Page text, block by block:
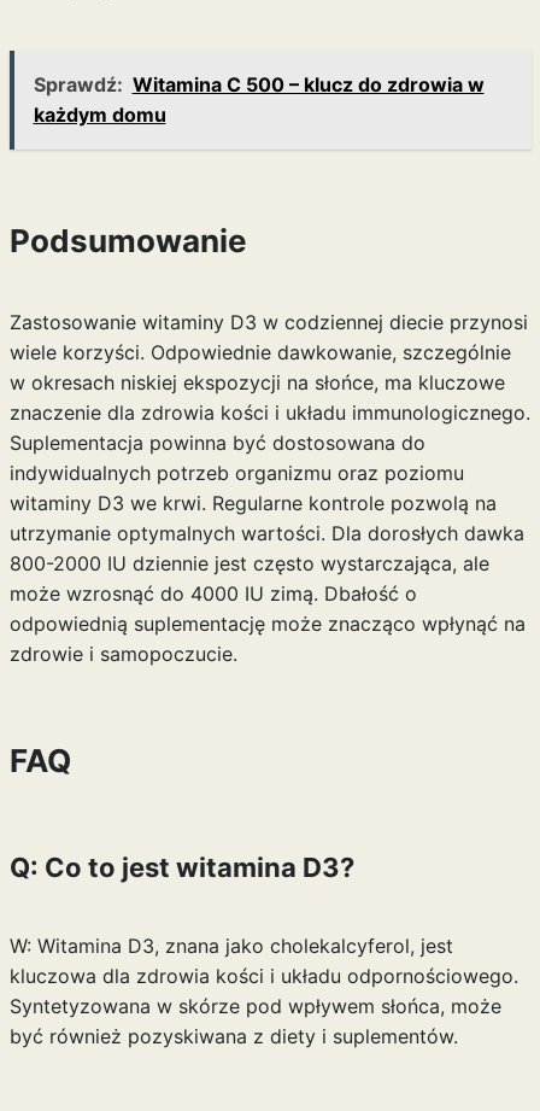
Sprawdź: Witamina C 500 – klucz do zdrowia w
każdym domu
Podsumowanie
Zastosowanie witaminy D3 w codziennej diecie przynosi
wiele korzyści. Odpowiednie dawkowanie, szczególnie
w okresach niskiej ekspozycji na słońce, ma kluczowe
znaczenie dla zdrowia kości i układu immunologicznego.
Suplementacja powinna być dostosowana do
indywidualnych potrzeb organizmu oraz poziomu
witaminy D3 we krwi. Regularne kontrole pozwolą na
utrzymanie optymalnych wartości. Dla dorosłych dawka
800-2000 IU dziennie jest często wystarczająca, ale
może wzrosnąć do 4000 IU zimą. Dbałość o
odpowiednią suplementację może znacząco wpłynąć na
zdrowie i samopoczucie.
FAQ
Q: Co to jest witamina D3?
W: Witamina D3, znana jako cholekalcyferol, jest
kluczowa dla zdrowia kości i układu odpornościowego.
Syntetyzowana w skórze pod wpływem słońca, może
być również pozyskiwana z diety i suplementów.